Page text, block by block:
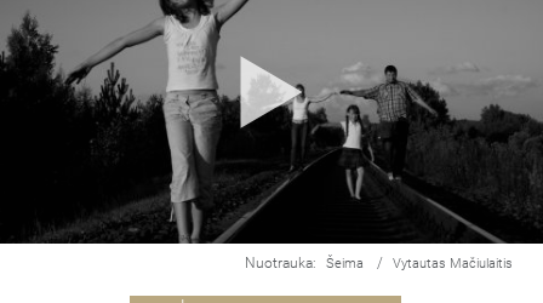
Nuotrauka: Šeima / Vytautas Mačiulaitis